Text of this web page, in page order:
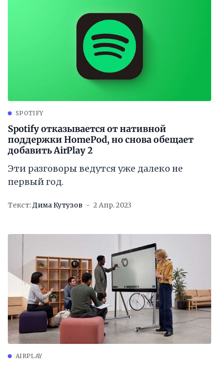
SPOTIFY
Spotify отказывается от нативной
поддержки HomePod, но снова обещает
добавить AirPlay 2
Эти разговоры ведутся уже далеко не
первый год.
Текст:Дима Кутузов 2 Апр. 2023
AIRPLAY